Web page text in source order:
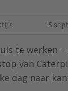
15
te werken −
van
dag naar